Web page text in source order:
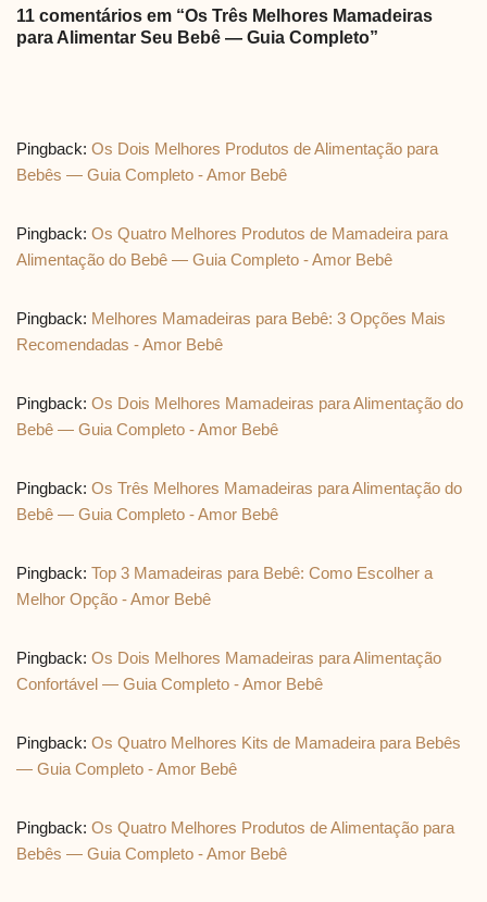
11 comentários em “Os Três Melhores Mamadeiras
para Alimentar Seu Bebê — Guia Completo”
Pingback: Os Dois Melhores Produtos de Alimentação para
Bebês — Guia Completo - Amor Bebê
Pingback: Os Quatro Melhores Produtos de Mamadeira para
Alimentação do Bebê — Guia Completo - Amor Bebê
Pingback: Melhores Mamadeiras para Bebê: 3 Opções Mais
Recomendadas - Amor Bebê
Pingback: Os Dois Melhores Mamadeiras para Alimentação do
Bebê — Guia Completo - Amor Bebê
Pingback: Os Três Melhores Mamadeiras para Alimentação do
Bebê — Guia Completo - Amor Bebê
Pingback: Top 3 Mamadeiras para Bebê: Como Escolher a
Melhor Opção - Amor Bebê
Pingback: Os Dois Melhores Mamadeiras para Alimentação
Confortável — Guia Completo - Amor Bebê
Pingback: Os Quatro Melhores Kits de Mamadeira para Bebês
— Guia Completo - Amor Bebê
Pingback: Os Quatro Melhores Produtos de Alimentação para
Bebês — Guia Completo - Amor Bebê